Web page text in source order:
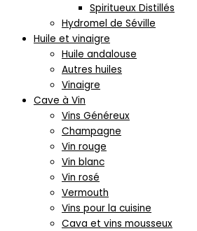
Spiritueux Distillés
Hydromel de Séville
Huile et vinaigre
Huile andalouse
Autres huiles
Vinaigre
Cave à Vin
Vins Généreux
Champagne
Vin rouge
Vin blanc
Vin rosé
Vermouth
Vins pour la cuisine
Cava et vins mousseux